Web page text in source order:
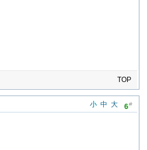
TOP
6#
大
中
小